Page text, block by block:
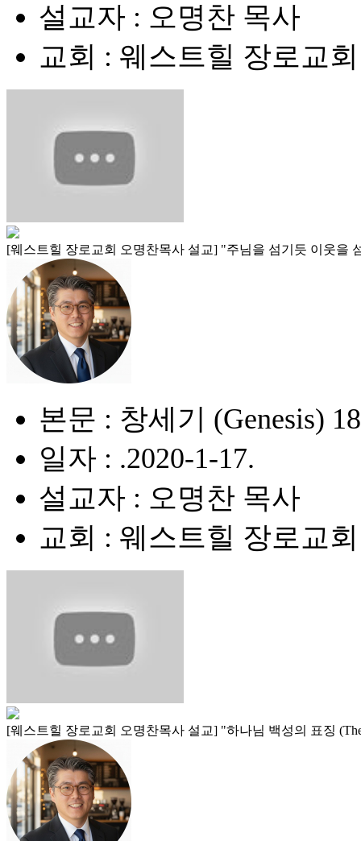
설교자 : 오명찬 목사
교회 : 웨스트힐 장로교회
[웨스트힐 장로교회 오명찬목사 설교] "주님을 섬기듯 이웃을
본문 : 창세기 (Genesis)
일자 : .2020-1-17.
설교자 : 오명찬 목사
교회 : 웨스트힐 장로교회
[웨스트힐 장로교회 오명찬목사 설교] "하나님 백성의 표징 (The